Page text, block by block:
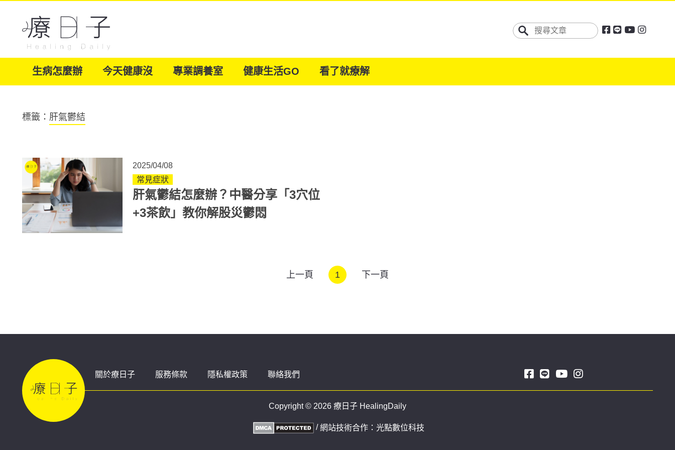
生病怎麼辦 今天健康沒 專業調養室 健康生活GO 看了就療解
標籤： 肝氣鬱結
2025/04/08
常見症狀
肝氣鬱結怎麼辦？中醫分享「3穴位
+3茶飲」教你解股災鬱悶
上一頁 1 下一頁
關於療日子 服務條款 隱私權政策 聯絡我們
Copyright © 2026 療日子 HealingDaily
/網站技術合作： 光點數位科技